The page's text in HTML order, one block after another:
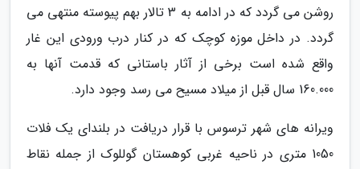
روشن می گردد که در ادامه به 3 تالار بهم پیوسته منتهی می
گردد. در داخل موزه کوچک که در کنار درب ورودی این غار
واقع شده است برخی از آثار باستانی که قدمت آنها به
160.000 سال قبل از میلاد مسیح می رسد وجود دارد.
ویرانه های شهر ترسوس با قرار دریافت در بلندای یک فلات
1050 متری در ناحیه غربی کوهستان گوللوک از جمله نقاط